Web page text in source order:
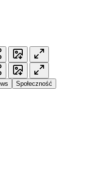
Społeczność